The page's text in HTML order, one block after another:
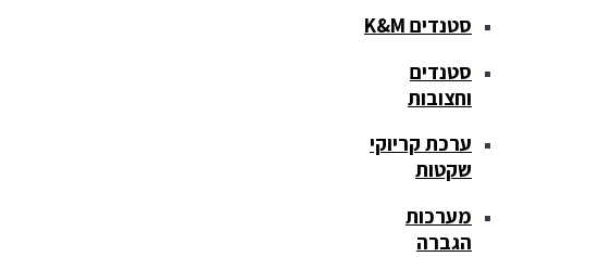
סטנדים K&M
סטנדים
וחצובות
ערכת קריוקי
שקטות
מערכות
הגברה